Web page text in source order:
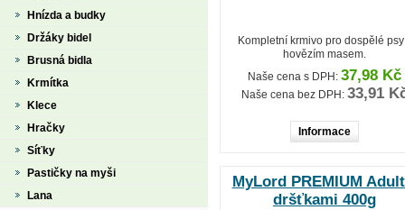
Kompletní krmivo pro dospělé
hovězím masem.
Naše cena s DPH: 37,98 Kč
Naše cena bez DPH: 33,91
Informace
MyLord PREMIUM
dršťkami 400g
Hnízda a budky
Držáky bidel
Brusná bidla
Krmítka
Klece
Hračky
Síťky
Pastičky na myši
Lana